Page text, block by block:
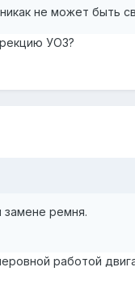
не может быть
УОЗ?
замене ремня.
работой